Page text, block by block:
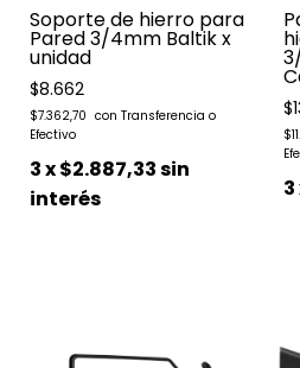
Soporte de hierro para
Pared 3/4mm Baltik x
unidad
$8.662
$7.362,70
3x$2.887,33sin
interés
3